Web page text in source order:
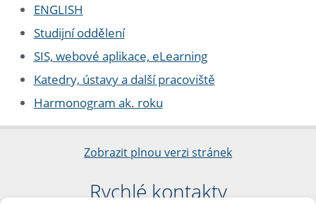
ENGLISH
Studijní oddělení
SIS, webové aplikace, eLearning
Katedry, ústavy a další pracoviště
Harmonogram ak. roku
Zobrazit plnou verzi stránek
Rychlé kontakty